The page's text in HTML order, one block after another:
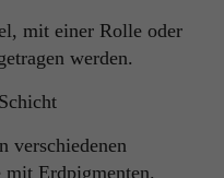
mit einer Rolle oder
werden.
verschiedenen
mit Erdpigmenten.